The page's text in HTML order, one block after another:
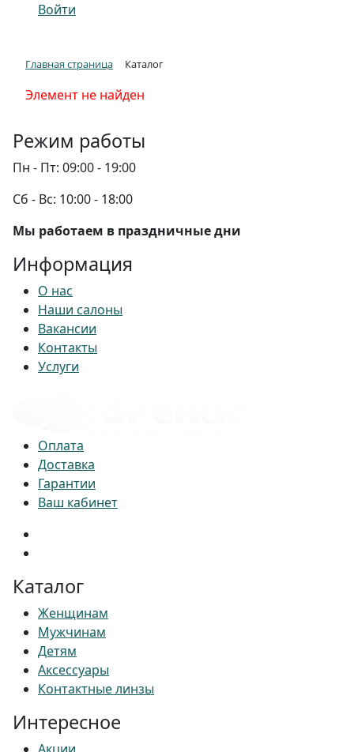
Войти
Главная страница Каталог
Элемент не найден
Режим работы
Пн - Пт: 09:00 - 19:00
Сб - Вс: 10:00 - 18:00
Мы работаем в праздничные дни
Информация
О нас
Наши салоны
Вакансии
Контакты
Услуги
Оплата
Доставка
Гарантии
Ваш кабинет
Каталог
Женщинам
Мужчинам
Детям
Аксессуары
Контактные линзы
Интересное